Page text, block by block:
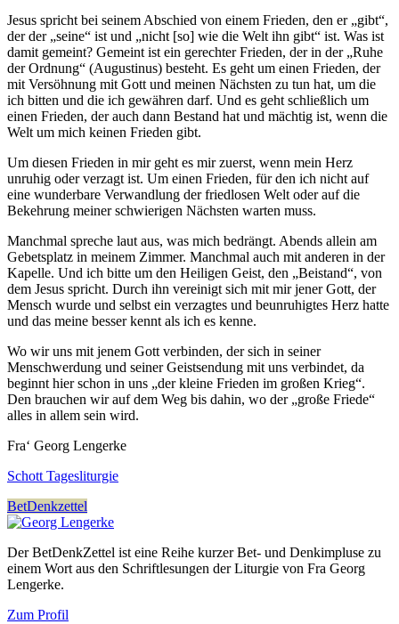
Jesus spricht bei seinem Abschied von einem Frieden, den er „gibt“,
der der „seine“ ist und „nicht [so] wie die Welt ihn gibt“ ist. Was ist
damit gemeint? Gemeint ist ein gerechter Frieden, der in der „Ruhe
der Ordnung“ (Augustinus) besteht. Es geht um einen Frieden, der
mit Versöhnung mit Gott und meinen Nächsten zu tun hat, um die
ich bitten und die ich gewähren darf. Und es geht schließlich um
einen Frieden, der auch dann Bestand hat und mächtig ist, wenn die
Welt um mich keinen Frieden gibt.
Um diesen Frieden in mir geht es mir zuerst, wenn mein Herz
unruhig oder verzagt ist. Um einen Frieden, für den ich nicht auf
eine wunderbare Verwandlung der friedlosen Welt oder auf die
Bekehrung meiner schwierigen Nächsten warten muss.
Manchmal spreche laut aus, was mich bedrängt. Abends allein am
Gebetsplatz in meinem Zimmer. Manchmal auch mit anderen in der
Kapelle. Und ich bitte um den Heiligen Geist, den „Beistand“, von
dem Jesus spricht. Durch ihn vereinigt sich mit mir jener Gott, der
Mensch wurde und selbst ein verzagtes und beunruhigtes Herz hatte
und das meine besser kennt als ich es kenne.
Wo wir uns mit jenem Gott verbinden, der sich in seiner
Menschwerdung und seiner Geistsendung mit uns verbindet, da
beginnt hier schon in uns „der kleine Frieden im großen Krieg“.
Den brauchen wir auf dem Weg bis dahin, wo der „große Friede“
alles in allem sein wird.
Fra‘ Georg Lengerke
Schott Tagesliturgie
BetDenkzettel
Der BetDenkZettel ist eine Reihe kurzer Bet- und Denkimpluse zu
einem Wort aus den Schriftlesungen der Liturgie von Fra Georg
Lengerke.
Zum Profil